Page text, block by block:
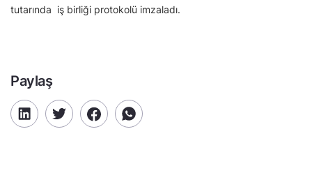
tutarında iş birliği protokolü imzaladı.
Paylaş